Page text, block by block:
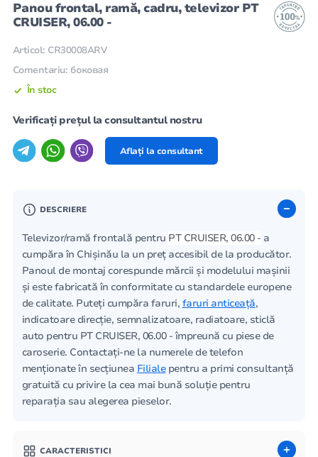
Panou frontal, ramă, cadru, televizor PT
CRUISER, 06.00 -
Articol: CR30008ARV
Comentariu: боковая
În stoc
Verificați prețul la consultantul nostru
Aflați la consultant
DESCRIERE
Televizor/ramă frontală pentru PT CRUISER, 06.00 - a
cumpăra în Chișinău la un preț accesibil de la producător.
Panoul de montaj corespunde mărcii și modelului mașinii
și este fabricată în conformitate cu standardele europene
de calitate. Puteți cumpăra faruri, faruri anticeață,
indicatoare direcție, semnalizatoare, radiatoare, sticlă
auto pentru PT CRUISER, 06.00 - împreună cu piese de
caroserie. Contactați-ne la numerele de telefon
menționate în secțiunea Filialepentru a primi consultanță
gratuită cu privire la cea mai bună soluție pentru
reparația sau alegerea pieselor.
CARACTERISTICI